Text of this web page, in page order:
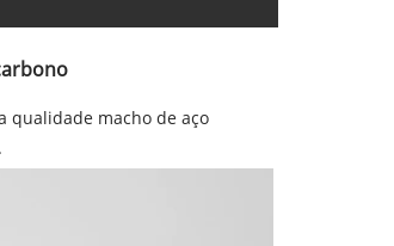
qualidade macho de aço